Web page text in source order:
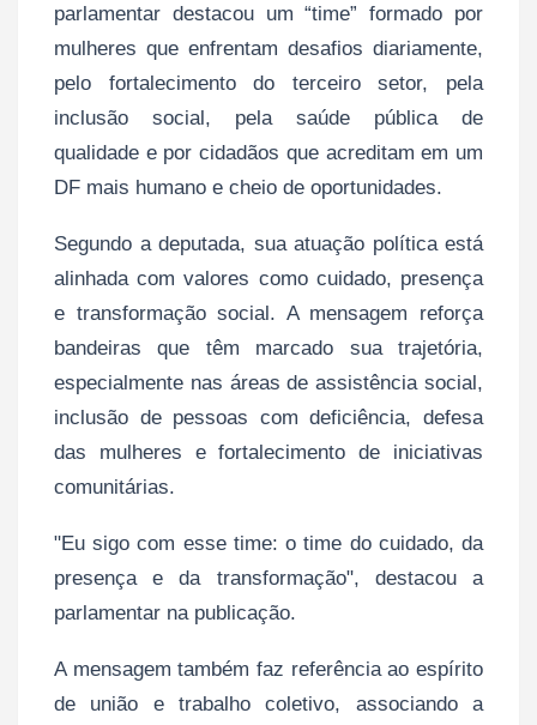
parlamentar destacou um “time” formado por
mulheres que enfrentam desafios diariamente,
pelo fortalecimento do terceiro setor, pela
inclusão social, pela saúde pública de
qualidade e por cidadãos que acreditam em um
DF mais humano e cheio de oportunidades.
Segundo a deputada, sua atuação política está
alinhada com valores como cuidado, presença
e transformação social. A mensagem reforça
bandeiras que têm marcado sua trajetória,
especialmente nas áreas de assistência social,
inclusão de pessoas com deficiência, defesa
das mulheres e fortalecimento de iniciativas
comunitárias.
"Eu sigo com esse time: o time do cuidado, da
presença e da transformação", destacou a
parlamentar na publicação.
A mensagem também faz referência ao espírito
de união e trabalho coletivo, associando a